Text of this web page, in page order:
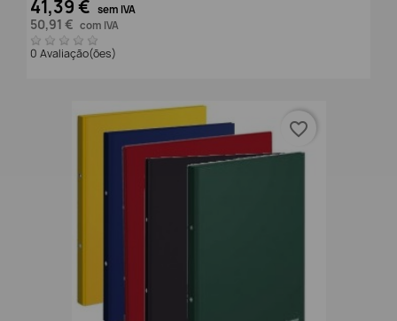
41,39 € sem IVA
50,91 € com IVA
0 Avaliação(ões)
favorite_border